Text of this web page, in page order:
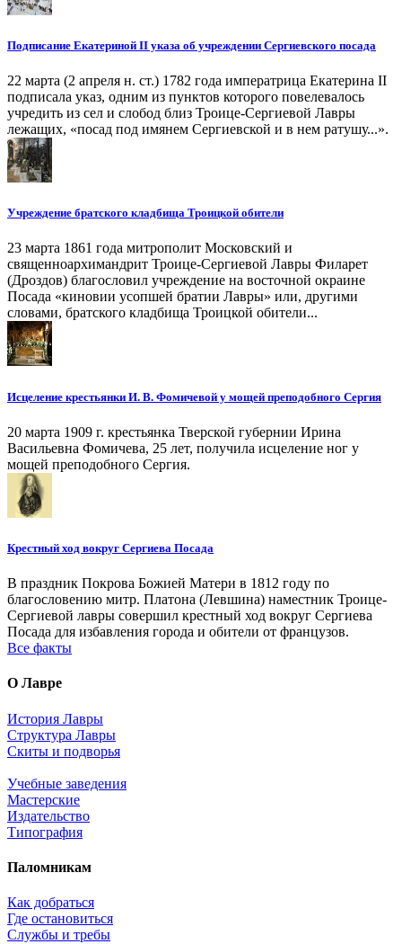
Подписание Екатериной II указа об учреждении Сергиевского посада
22 марта (2 апреля н. ст.) 1782 года императрица Екатерина II
подписала указ, одним из пунктов которого повелевалось
учредить из сел и слобод близ Троице-Сергиевой Лавры
лежащих, «посад под имянем Сергиевской и в нем ратушу...».
Учреждение братского кладбища Троицкой обители
23 марта 1861 года митрополит Московский и
священноархимандрит Троице-Сергиевой Лавры Филарет
(Дроздов) благословил учреждение на восточной окраине
Посада «киновии усопшей братии Лавры» или, другими
словами, братского кладбища Троицкой обители...
Исцеление крестьянки И. В. Фомичевой у мощей преподобного Сергия
20 марта 1909 г. крестьянка Тверской губернии Ирина
Васильевна Фомичева, 25 лет, получила исцеление ног у
мощей преподобного Сергия.
Крестный ход вокруг Сергиева Посада
В праздник Покрова Божией Матери в 1812 году по
благословению митр. Платона (Левшина) наместник Троице-
Сергиевой лавры совершил крестный ход вокруг Сергиева
Посада для избавления города и обители от французов.
Все факты
О Лавре
История Лавры
Структура Лавры
Скиты и подворья
Учебные заведения
Мастерские
Издательство
Типография
Паломникам
Как добраться
Где остановиться
Службы и требы